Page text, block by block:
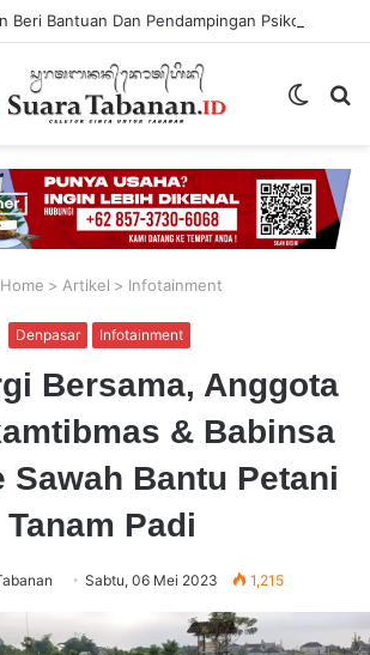
Switch
Home > Artikel > Infotainment
Denpasar Infotainment
Bersama, Anggota
& Babinsa
Sawah Bantu Petani
Tanam Padi
Sabtu, 06 Mei 2023 1,215